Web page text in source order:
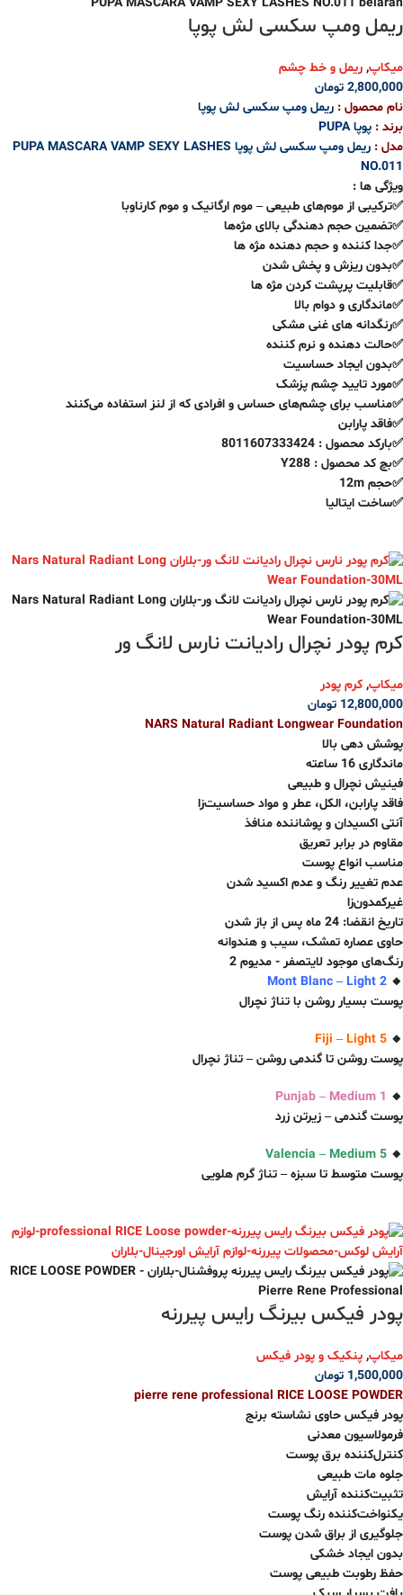
ریمل ومپ سکسی لش پوپا
میکاپ, ریمل و خط چشم
2,800,000 تومان
نام محصول : ریمل ومپ سکسی لش پوپا
برند : پوپاPUPA
مدل : ریمل ومپ سکسی لش پوپا PUPA MASCARA VAMP SEXY LASHES
NO.011
ویژگی ها :
✅ترکیبی از موم‌های طبیعی – موم ارگانیک و موم کارناوبا
✅تضمین حجم دهندگی بالای مژه‌ها
✅جدا کننده و حجم دهنده مژه ها
✅بدون ریزش و پخش شدن
✅قابلیت پرپشت کردن مژه ها
✅ماندگاری و دوام بالا
✅رنگدانه های غنی مشکی
✅حالت دهنده و نرم کننده
✅بدون ایجاد حساسیت
✅مورد تایید چشم پزشک
✅مناسب برای چشم‌های حساس و افرادی که از لنز استفاده می‌کنند
✅فاقد پارابن
✅بارکد محصول : 8011607333424
✅بچ کد محصول : Y288
✅حجم 12m
✅ساخت ایتالیا
کرم پودر نچرال رادیانت نارس لانگ ور
میکاپ, کرم پودر
12,800,000 تومان
NARS Natural Radiant Longwear Foundation
پوشش‌ دهی بالا
ماندگاری 16 ساعته
فینیش نچرال و طبیعی
فاقد پارابن، الکل، عطر و مواد حساسیت‌زا
آنتی اکسیدان و پوشاننده منافذ
مقاوم در برابر تعریق
مناسب انواع پوست
عدم تغییر رنگ و عدم اکسید شدن
غیرکمدون‌زا
تاریخ انقضا: 24 ماه پس از باز شدن
حاوی عصاره تمشک، سیب و هندوانه
رنگ‌های موجود لایتصفر - مدیوم 2
🔸
Mont Blanc – Light 2
پوست بسیار روشن با تناژ نچرال
🔸
Fiji – Light 5
پوست روشن تا گندمی روشن – تناژ نچرال
🔸
Punjab – Medium 1
پوست گندمی – زیرتن زرد
🔸
Valencia – Medium 5
پوست متوسط تا سبزه – تناژ گر‌م هلویی
پودر فیکس بیرنگ رایس پیررنه
میکاپ, پنکیک و پودر فیکس
1,500,000 تومان
pierre rene professional RICE LOOSE POWDER
پودر فیکس حاوی نشاسته برنج
فرمولاسیون معدنی
کنترل‌کننده برق پوست
جلوه مات طبیعی
تثبیت‌کننده آرایش
یکنواخت‌کننده رنگ پوست
جلوگیری از براق شدن پوست
بدون ایجاد خشکی
حفظ رطوبت طبیعی پوست